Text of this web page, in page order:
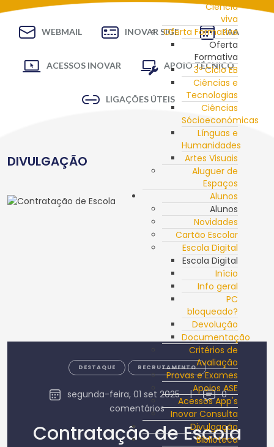
Ciência
viva
Oferta Formativa
Oferta
Formativa
3º Ciclo EB
Ciências e
Tecnologias
Ciências
Sócioeconómicas
Línguas e
Humanidades
Artes Visuais
Aluguer de
Espaços
Alunos
Alunos
Novidades
Cartão Escolar
Escola Digital
Escola Digital
Início
Info geral
PC
bloqueado?
Devolução
Documentação
Critérios de
Avaliação
Provas e Exames
Apoios ASE
Acessos App's
Inovar Consulta
Divulgação
Biblioteca
WEBMAIL INOVAR SIGE PAA
ACESSOS INOVAR APOIO TÉCNICO
LIGAÇÕES ÚTEIS
DIVULGAÇÃO
DESTAQUE RECRUTAMENTO
segunda-feira, 01 set 2025 |
0
comentários
Contratação de Escola